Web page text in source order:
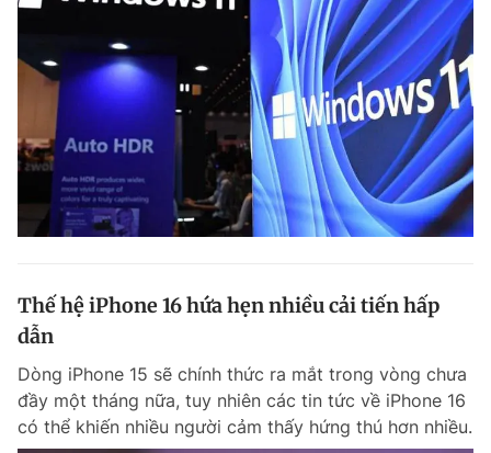
Thế hệ iPhone 16 hứa hẹn nhiều cải tiến hấp
dẫn
Dòng iPhone 15 sẽ chính thức ra mắt trong vòng chưa
đầy một tháng nữa, tuy nhiên các tin tức về iPhone 16
có thể khiến nhiều người cảm thấy hứng thú hơn nhiều.